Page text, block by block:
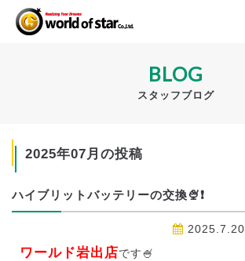
BLOG
スタッフブログ
2025年07月の投稿
ハイブリットバッテリーの交換🍨❗
2025.7.20
ワールド岩出店です🍧